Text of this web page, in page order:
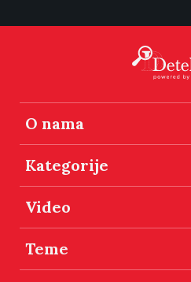
O nama
Kategorije
Video
Teme